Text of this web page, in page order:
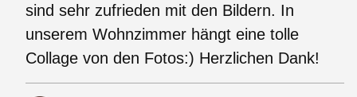
sind sehr zufrieden mit den Bildern. In
unserem Wohnzimmer hängt eine tolle
Collage von den Fotos:) Herzlichen Dank!